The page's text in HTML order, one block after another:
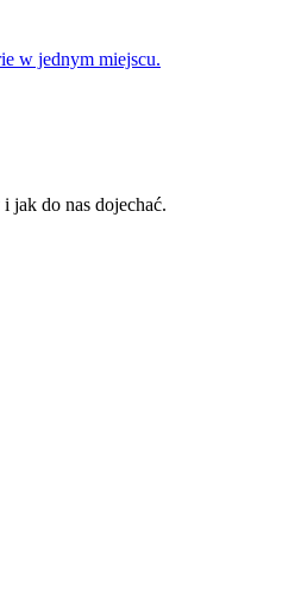
w jednym miejscu.
jak do nas dojechać.